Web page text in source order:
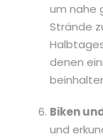
um nahe
Strände
denen
Biken
und